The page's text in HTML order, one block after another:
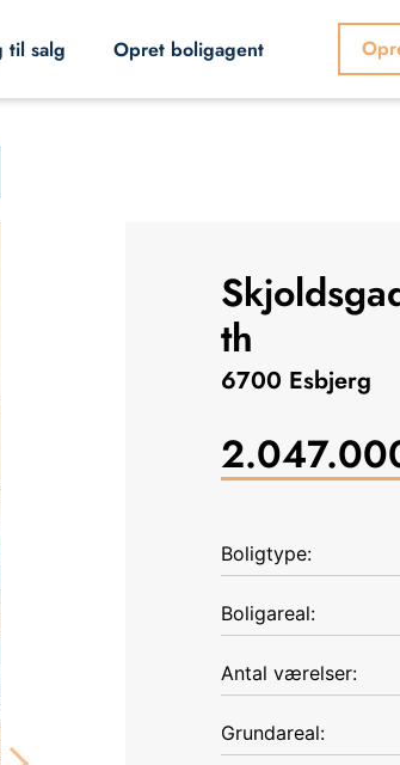
salg Opret boligagent
th
6700 Esbjerg
Boligtype:
Boligareal:
Antal værelser:
Grundareal: